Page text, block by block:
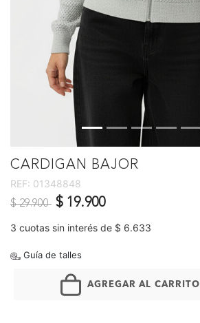
CARDIGAN BAJOR
REF: 01348848
Precio reducido de
$ 29.900 a$ 19.900
3 cuotas sin interés de $ 6.633
Guía de talles
AGREGAR AL CARRITO